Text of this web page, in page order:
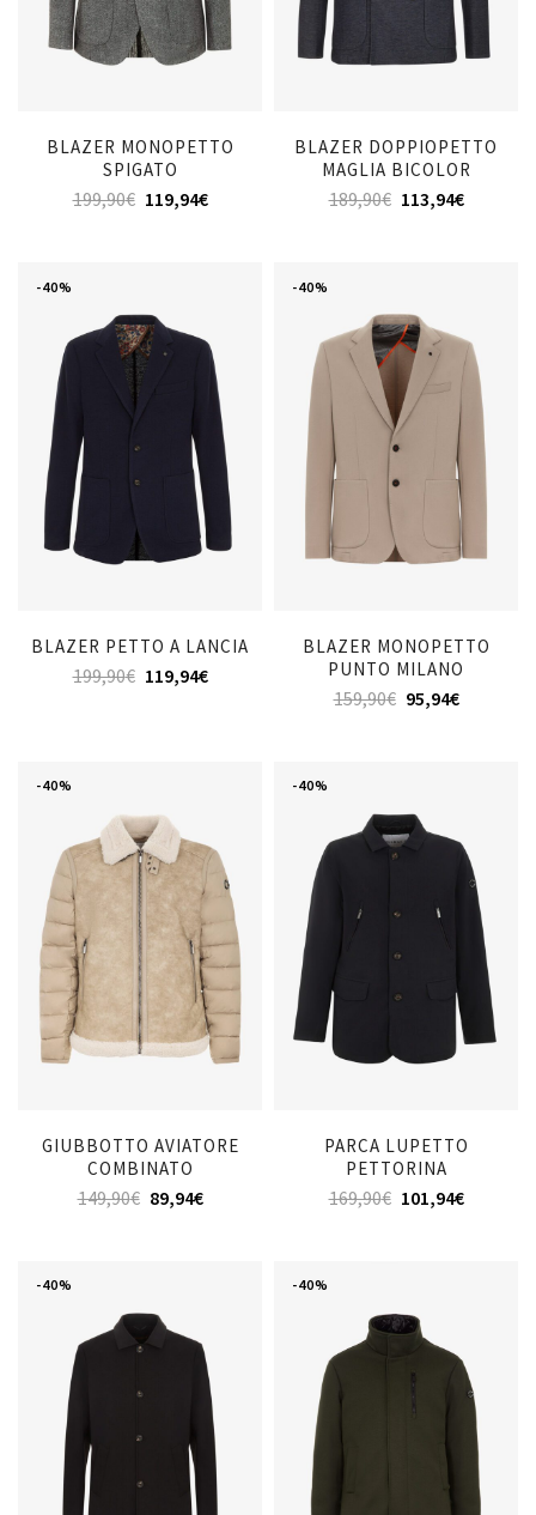
BLAZER MONOPETTO
SPIGATO
199,90€ 119,94€
BLAZER DOPPIOPETTO
MAGLIA BICOLOR
189,90€ 113,94€
-40%
BLAZER PETTO A LANCIA
199,90€ 119,94€
-40%
BLAZER MONOPETTO
PUNTO MILANO
159,90€ 95,94€
-40%
GIUBBOTTO AVIATORE
COMBINATO
149,90€ 89,94€
-40%
PARCA LUPETTO
PETTORINA
169,90€ 101,94€
-40% -40%